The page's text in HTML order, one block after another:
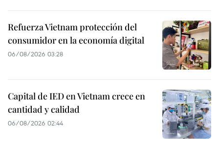
Refuerza Vietnam protección del
consumidor en la economía digital
06/08/2026 03:28
Capital de IED en Vietnam crece en
cantidad y calidad
06/08/2026 02:44